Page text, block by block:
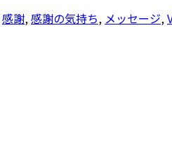
感謝, 感謝の気持ち, メッセージ,